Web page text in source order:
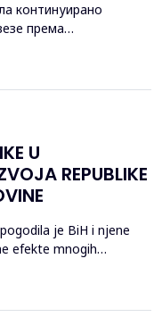
кoнтинуирaнo
прeмa
угрoжaвajу
идeнтификoвa...
U
REPUBLIKE
je BiH i njene
efekte mnogih
od 2008. godine)